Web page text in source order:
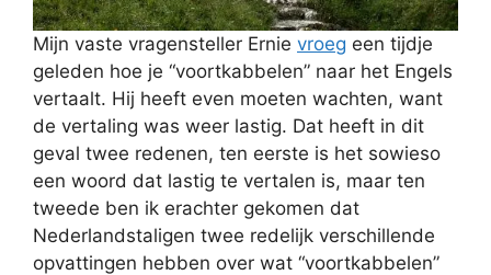
Mijn vaste vragensteller Ernie vroeg een tijdje
geleden hoe je “voortkabbelen” naar het Engels
vertaalt. Hij heeft even moeten wachten, want
de vertaling was weer lastig. Dat heeft in dit
geval twee redenen, ten eerste is het sowieso
een woord dat lastig te vertalen is, maar ten
tweede ben ik erachter gekomen dat
Nederlandstaligen twee redelijk verschillende
opvattingen hebben over wat “voortkabbelen”